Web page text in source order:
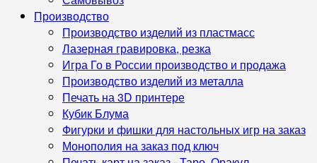
Производство
Производство изделий из пластмасс
Лазерная гравировка, резка
Игра Го в России производство и продажа
Производство изделий из металла
Печать на 3D принтере
Кубик Блума
Фигурки и фишки для настольных игр на заказ
Монополия на заказ под ключ